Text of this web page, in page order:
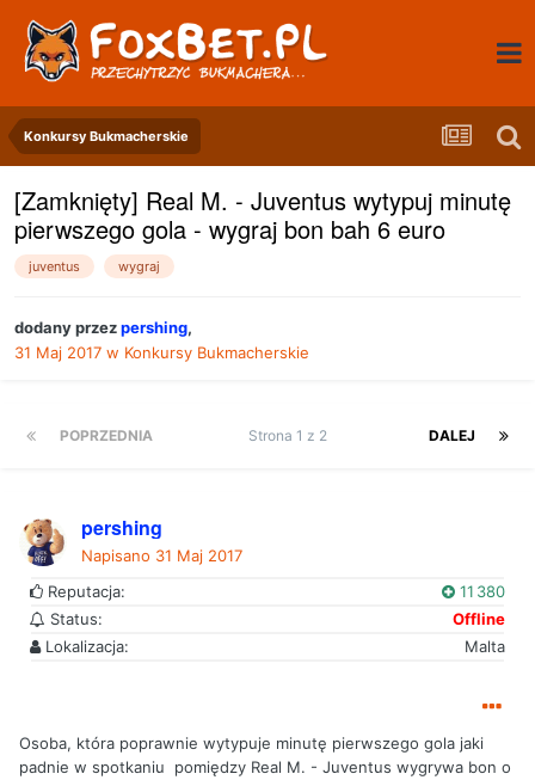
Konkursy Bukmacherskie
[Zamknięty] Real M. - Juventus wytypuj minutę
pierwszego gola - wygraj bon bah 6 euro
juventus wygraj
dodany przezpershing,
31 Maj 2017 w Konkursy Bukmacherskie
POPRZEDNIA DALEJ
Strona 1 z 2
pershing
Napisano 31 Maj 2017
Reputacja:
11 380
Status:
Offline
Lokalizacja:
Malta
Osoba, która poprawnie wytypuje minutę pierwszego gola jaki
padnie w spotkaniu pomiędzy Real M. - Juventus wygrywa bon o